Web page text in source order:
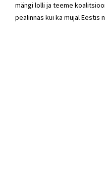
mängi lolli ja teeme
pealinnas kui ka mujal Eestis